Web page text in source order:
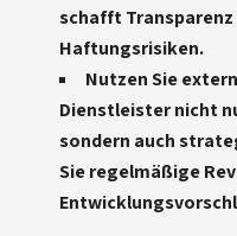
schafft
Haftungsrisiken.
Nutzen Sie
Dienstleister nicht
sondern auch
Sie regelmäßige